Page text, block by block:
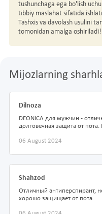
tushunchaga ega bo'lish
tibbiy maslahat sifatida
Tashxis va davolash usulini
tomonidan amalga oshiriladi!
Mijozlarning
Dilnoza
DEONICA для мужчин -
долговечная защита от
06 August 2024
Shahzod
Отличный антиперспирант,
хорошо защищает от пота.